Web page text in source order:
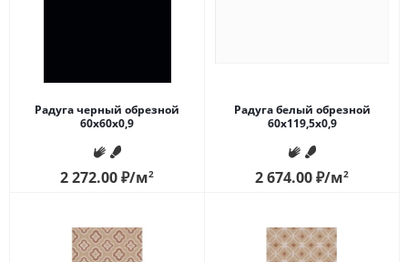
Радуга черный обрезной
60x60x0,9
2 272.00₽/м2
Радуга белый обрезной
60x119,5x0,9
2 674.00₽/м2